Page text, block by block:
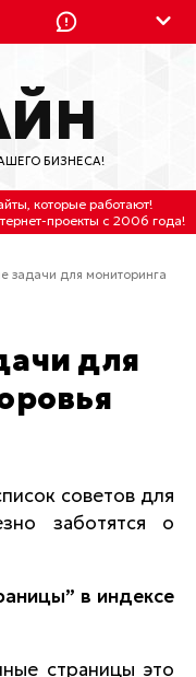
(с 2:30 до 11:30 по
торец здания
БИЗНЕСА!
, которые работают!
проекты с 2006 года!
задачи для мониторинга
советов для
заботятся о
в индексе
страницы это